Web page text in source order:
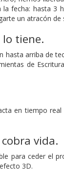
fecha: hasta 3
un atracón
lo tiene.
arriba de
de
en tiempo
vida.
para ceder el
3D.